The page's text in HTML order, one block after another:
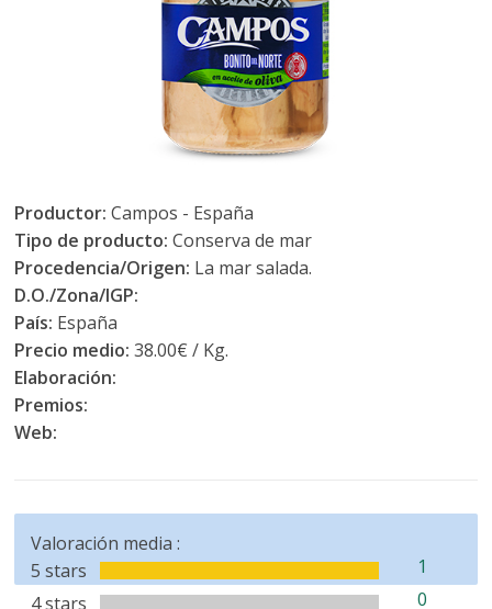
Productor: Campos - España
Tipo de producto:Conserva de mar
Procedencia/Origen: La mar salada.
D.O./Zona/IGP:
País: España
Precio medio: 38.00€ / Kg.
Elaboración:
Premios:
Web:
Valoración media :
5 stars
1
4 stars
0